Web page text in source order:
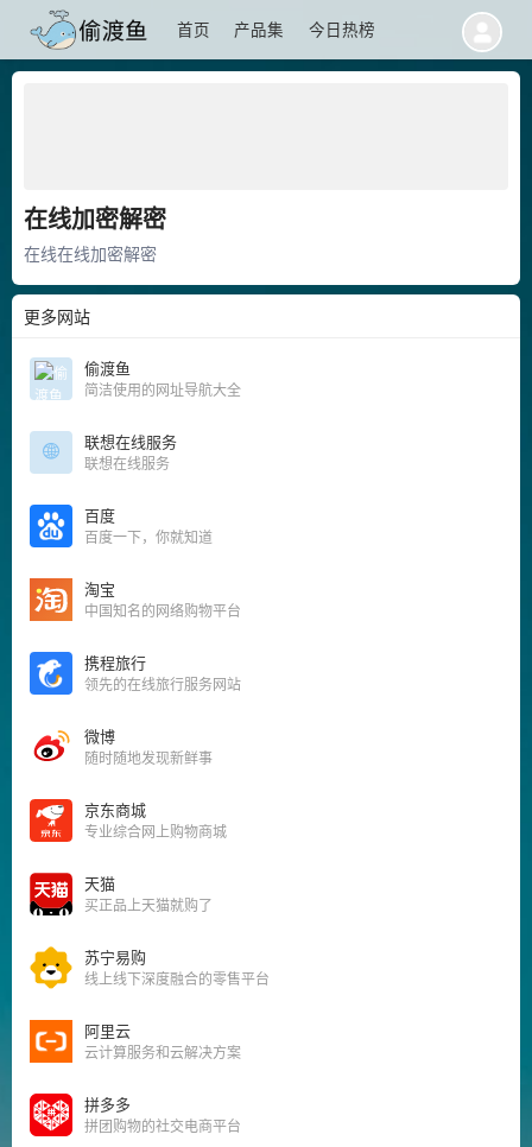
首页 产品集 今日热榜
在线加密解密
在线在线加密解密
更多网站
偷渡鱼
简洁使用的网址导航大全
联想在线服务
联想在线服务
百度
百度一下，你就知道
淘宝
中国知名的网络购物平台
携程旅行
领先的在线旅行服务网站
微博
随时随地发现新鲜事
京东商城
专业综合网上购物商城
天猫
买正品上天猫就购了
苏宁易购
线上线下深度融合的零售平台
阿里云
云计算服务和云解决方案
拼多多
拼团购物的社交电商平台